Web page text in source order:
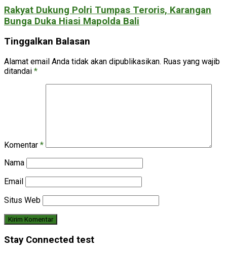
Rakyat Dukung Polri Tumpas Teroris, Karangan
Bunga Duka Hiasi Mapolda Bali
Tinggalkan Balasan
Alamat email Anda tidak akan dipublikasikan. Ruas yang wajib
ditandai *
Komentar *
Nama
Email
Situs Web
Stay Connected test